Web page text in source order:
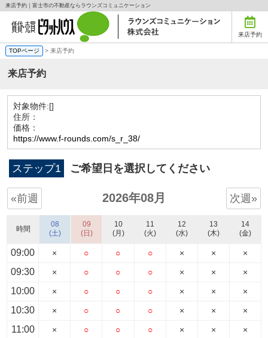
来店予約｜富士市の不動産ならラウンズコミュニケーション
来店予約
TOPページ > 来店予約
来店予約
対象物件:[]
住所：
価格：
https://www.f-rounds.com/s_r_38/
ステップ1 ご希望日を選択してください
«前週 2026年08月 次週»
時間
09:00
09:30
10:00
10:30
11:00
08
(土)
×
×
×
×
×
09
(日)
○
○
○
○
○
10
(月)
○
○
○
○
○
11
(火)
○
○
○
○
○
12
(水)
×
×
×
×
×
13
(木)
×
×
×
×
×
14
(金)
×
×
×
×
×